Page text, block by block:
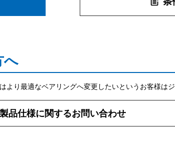
へ
り最適なベアリングへ変更したいというお客様は
製品仕様に関するお問い合わせ